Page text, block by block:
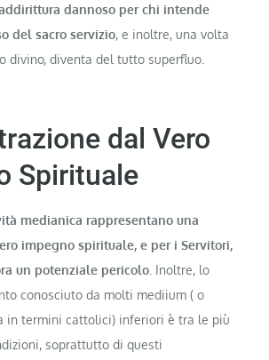
dannoso per chi intende
del sacro servizio, e inoltre, una volta
divino, diventa del tutto superfluo.
dal Vero
Spirituale
medianica rappresentano una
impegno spirituale, e per i Servitori,
un potenziale pericolo . Inoltre, lo
conosciuto da molti mediium ( o
in termini cattolici) inferiori è tra le più
soprattutto di questi